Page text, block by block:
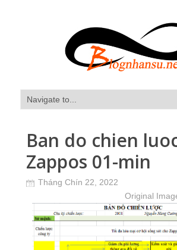
Ban do chien
Zappos 01-min
Tháng Chín 22, 2022
Original